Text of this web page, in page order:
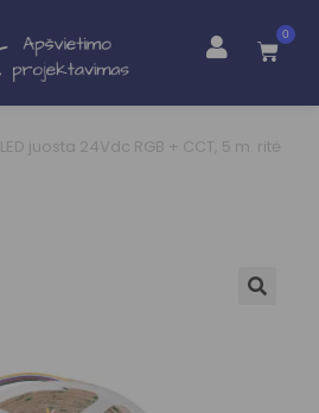
0
LED juosta 24Vdc RGB + CCT, 5 m. ritė